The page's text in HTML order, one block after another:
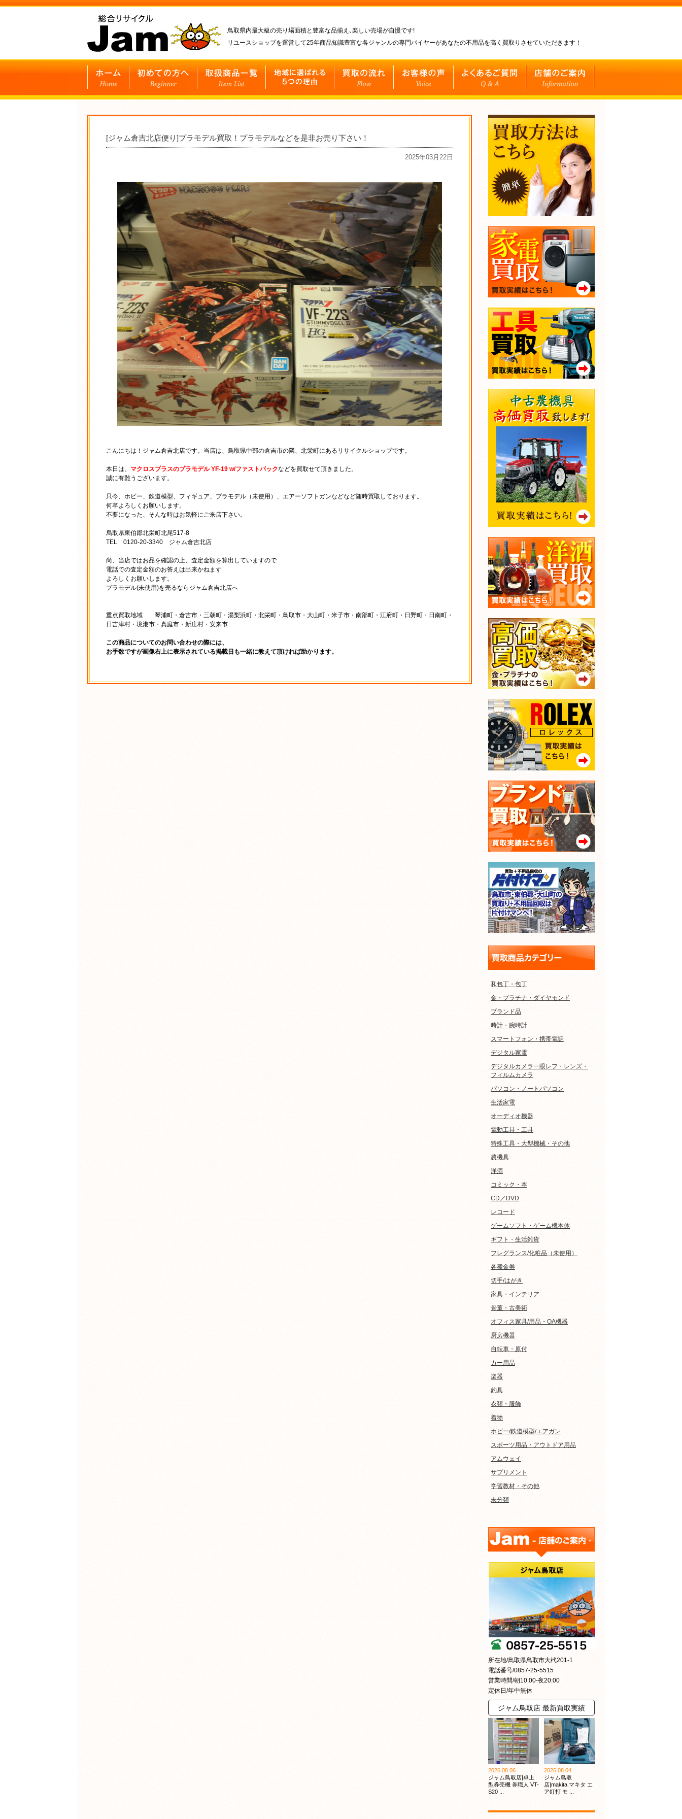
鳥取県内最大級の売り場面積と豊富な品揃え､楽しい売場が自慢です!
リユースショップを運営して25年商品知識豊富な各ジャンルの専門バイヤーがあなたの不用品を高く買取りさせていただきます！
[ジャム倉吉北店便り]プラモデル買取！プラモデルなどを是非お売り下さい！
2025年03月22日
こんにちは！ジャム倉吉北店です。当店は、鳥取県中部の倉吉市の隣、北栄町にあるリサイクルショップです。
本日は、 マクロスプラスのプラモデル YF-19 w/ファストパックなどを買取せて頂きました。
誠に有難うございます。
只今、ホビー、鉄道模型、フィギュア、プラモデル（未使用）、エアーソフトガンなどなど随時買取しております。
何卒よろしくお願いします。
不要になった、そんな時はお気軽にご来店下さい。
烏取県東伯郡北栄町北尾517-8
TEL 0120-20-3340 ジャム倉吉北店
尚、当店ではお品を確認の上、査定金額を算出していますので
電話での査定金額のお答えは出来かねます
よろしくお願いします。
プラモデル(未使用)を売るならジャム倉吉北店へ
重点買取地域 琴浦町・倉吉市・三朝町・湯梨浜町・北栄町・鳥取市・大山町・米子市・南部町・江府町・日野町・日南町・
日吉津村・境港市・真庭市・新庄村・安来市
この商品についてのお問い合わせの際には、
お手数ですが画像右上に表示されている掲載日も一緒に教えて頂ければ助かります。
和包丁・包丁
金・プラチナ・ダイヤモンド
ブランド品
時計・腕時計
スマートフォン・携帯電話
デジタル家電
デジタルカメラ一眼レフ・レンズ・
フィルムカメラ
パソコン・ノートパソコン
生活家電
オーディオ機器
電動工具・工具
特殊工具・大型機械・その他
農機具
洋酒
コミック・本
CD／DVD
レコード
ゲームソフト・ゲーム機本体
ギフト・生活雑貨
フレグランス/化粧品（未使用）
各種金券
切手/はがき
家具・インテリア
骨董・古美術
オフィス家具/用品・OA機器
厨房機器
自転車・原付
カー用品
楽器
釣具
衣類・服飾
着物
ホビー/鉄道模型/エアガン
スポーツ用品・アウトドア用品
アムウェイ
サプリメント
学習教材・その他
未分類
所在地/鳥取県鳥取市大杙201-1
電話番号/0857-25-5515
営業時間/朝10:00-夜20:00
定休日/年中無休
ジャム鳥取店 最新買取実績
2026.08.06
ジャム鳥取店|卓上
型券売機 券職人 VT-
S20 ...
2026.08.04
ジャム鳥取
店|makita マキタ エ
ア釘打 モ ...